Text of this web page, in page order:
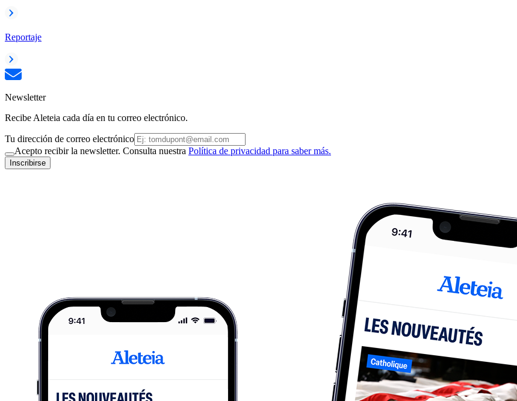
Reportaje
Newsletter
Recibe Aleteia cada día en tu correo electrónico.
Tu dirección de correo electrónico
Acepto recibir la newsletter. Consulta nuestra Política de privacidad para saber más.
Inscribirse